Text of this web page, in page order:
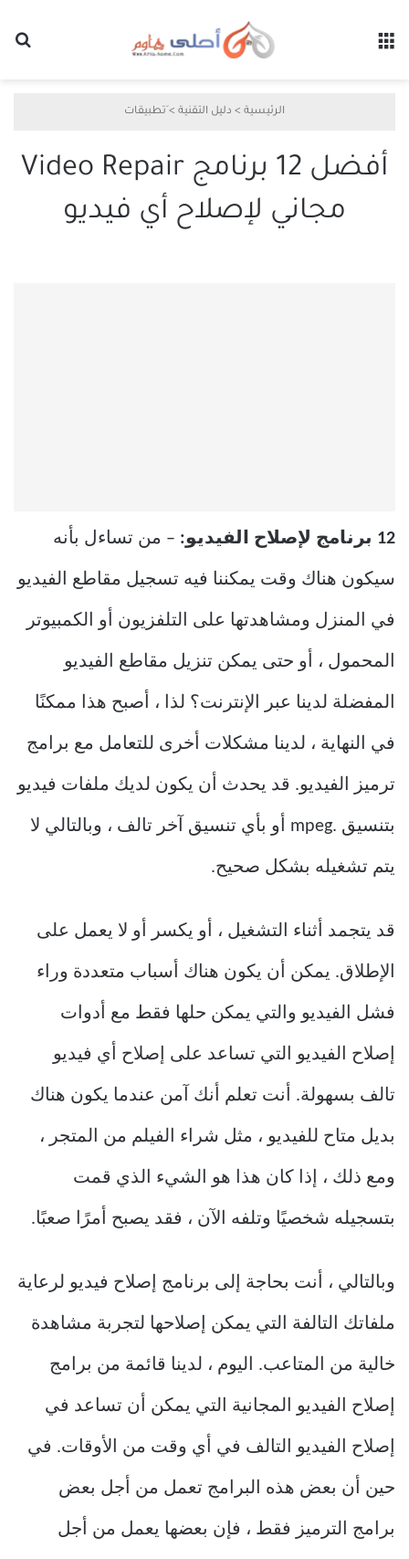
الرئيسية > دليل التقنية > َتطبيقات
أفضل 12 برنامج Video Repair
مجاني لإصلاح أي فيديو
12 برنامج لإصلاح الفيديو: – من تساءل بأنه
سيكون هناك وقت يمكننا فيه تسجيل مقاطع الفيديو
في المنزل ومشاهدتها على التلفزيون أو الكمبيوتر
المحمول ، أو حتى يمكن تنزيل مقاطع الفيديو
المفضلة لدينا عبر الإنترنت؟ لذا ، أصبح هذا ممكنًا
في النهاية ، لدينا مشكلات أخرى للتعامل مع برامج
ترميز الفيديو. قد يحدث أن يكون لديك ملفات فيديو
بتنسيق .mpeg أو بأي تنسيق آخر تالف ، وبالتالي لا
يتم تشغيله بشكل صحيح.
قد يتجمد أثناء التشغيل ، أو يكسر أو لا يعمل على
الإطلاق. يمكن أن يكون هناك أسباب متعددة وراء
فشل الفيديو والتي يمكن حلها فقط مع أدوات
إصلاح الفيديو التي تساعد على إصلاح أي فيديو
تالف بسهولة. أنت تعلم أنك آمن عندما يكون هناك
بديل متاح للفيديو ، مثل شراء الفيلم من المتجر ،
ومع ذلك ، إذا كان هذا هو الشيء الذي قمت
بتسجيله شخصيًا وتلفه الآن ، فقد يصبح أمرًا صعبًا.
وبالتالي ، أنت بحاجة إلى برنامج إصلاح فيديو لرعاية
ملفاتك التالفة التي يمكن إصلاحها لتجربة مشاهدة
خالية من المتاعب. اليوم ، لدينا قائمة من برامج
إصلاح الفيديو المجانية التي يمكن أن تساعد في
إصلاح الفيديو التالف في أي وقت من الأوقات. في
حين أن بعض هذه البرامج تعمل من أجل بعض
برامج الترميز فقط ، فإن بعضها يعمل من أجل